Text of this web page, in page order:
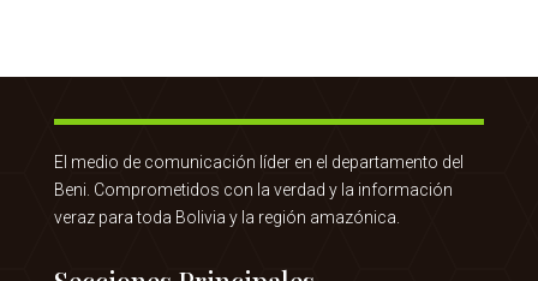
El medio de comunicación líder en el departamento del
Beni. Comprometidos con la verdad y la información
veraz para toda Bolivia y la región amazónica.